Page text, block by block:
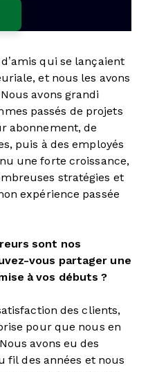
qui se lançaient
et nous les avons
avons grandi
passés de projets
abonnement, de
puis à des employés
une forte croissance,
stratégies et
expérience passée
sont nos
vous partager une
à vos débuts ?
des clients,
pour que nous en
avons eu des
fil des années et nous